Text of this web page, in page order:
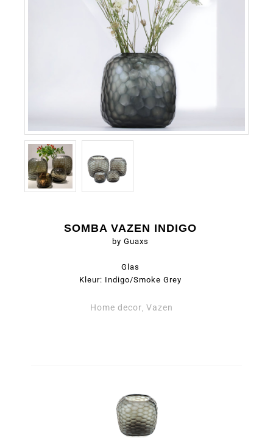
SOMBA VAZEN INDIGO
by Guaxs
Glas
Kleur: Indigo/Smoke Grey
Home decor, Vazen